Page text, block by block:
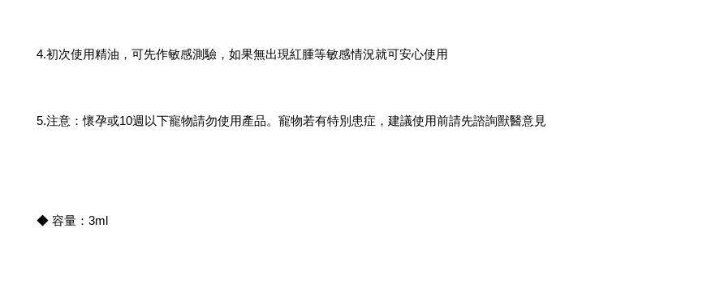
4.初次使用精油，可先作敏感測驗，如果無出現紅腫等敏感情況就可安心使用
5.注意：懷孕或10週以下寵物請勿使用產品。寵物若有特別患症，建議使用前請先諮詢獸醫意見
◆ 容量：3ml